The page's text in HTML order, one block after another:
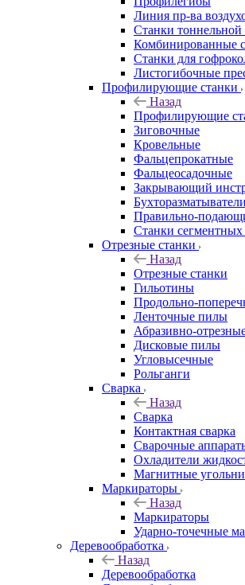
Линия пр-ва
Станки тоннельной
Комбинированные
Станки для
Листогибочные
Профилирующие станки
Назад
Профилирующие
Зиговочные
Кровельные
Фальцепрокатные
Фальцеосадочные
Закрывающий
Бухторазматыватели
Правильно-
Станки сегментных
Отрезные станки
Назад
Отрезные станки
Гильотины
Продольно-
Ленточные пилы
Абразивно-
Дисковые пилы
Угловысечные
Рольганги
Сварка
Назад
Сварка
Контактная сварка
Сварочные
Охладители
Магнитные
Маркираторы
Назад
Маркираторы
Ударно-точечные
Деревообработка
Назад
Деревообработка